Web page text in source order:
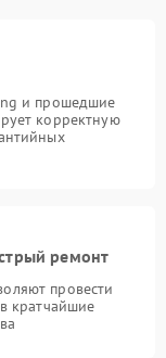
и прошедшие
корректную
ремонт
провести
кратчайшие